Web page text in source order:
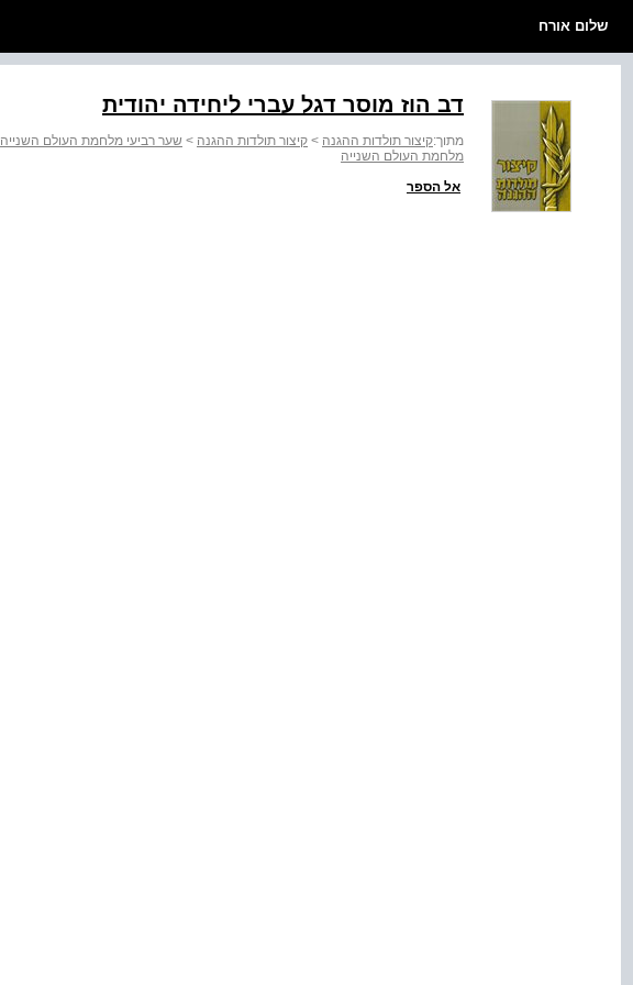
שלום אורח
דב הוז מוסר דגל עברי ליחידה יהודית
מתוך:קיצור תולדות ההגנה > קיצור תולדות ההגנה > שער רביעי מלחמת העולם השנייה
מלחמת העולם השנייה
אל הספר